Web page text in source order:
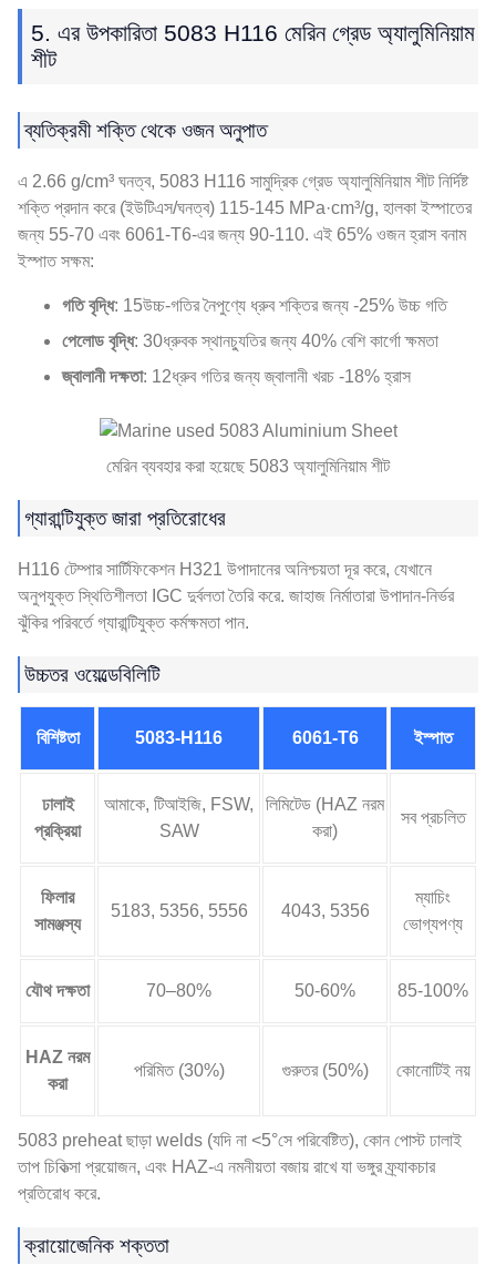
5. এর উপকারিতা 5083 H116 মেরিন গ্রেড অ্যালুমিনিয়াম
শীট
ব্যতিক্রমী শক্তি থেকে ওজন অনুপাত
এ 2.66 g/cm³ ঘনত্ব, 5083 H116 সামুদ্রিক গ্রেড অ্যালুমিনিয়াম শীট নির্দিষ্ট
শক্তি প্রদান করে (ইউটিএস/ঘনত্ব) 115-145 MPa·cm³/g, হালকা ইস্পাতের
জন্য 55-70 এবং 6061-T6-এর জন্য 90-110. এই 65% ওজন হ্রাস বনাম
ইস্পাত সক্ষম:
গতি বৃদ্ধি: 15উচ্চ-গতির নৈপুণ্যে ধ্রুব শক্তির জন্য -25% উচ্চ গতি
পেলোড বৃদ্ধি: 30ধ্রুবক স্থানচ্যুতির জন্য 40% বেশি কার্গো ক্ষমতা
জ্বালানী দক্ষতা: 12ধ্রুব গতির জন্য জ্বালানী খরচ -18% হ্রাস
মেরিন ব্যবহার করা হয়েছে 5083 অ্যালুমিনিয়াম শীট
গ্যারান্টিযুক্ত জারা প্রতিরোধের
H116 টেম্পার সার্টিফিকেশন H321 উপাদানের অনিশ্চয়তা দূর করে, যেখানে
অনুপযুক্ত স্থিতিশীলতা IGC দুর্বলতা তৈরি করে. জাহাজ নির্মাতারা উপাদান-নির্ভর
ঝুঁকির পরিবর্তে গ্যারান্টিযুক্ত কর্মক্ষমতা পান.
উচ্চতর ওয়েল্ডেবিলিটি
বিশিষ্টতা 5083-H116 6061-T6 ইস্পাত
ঢালাই
প্রক্রিয়া
আমাকে, টিআইজি, FSW,
SAW
লিমিটেড (HAZ নরম
করা)
সব প্রচলিত
ফিলার
সামঞ্জস্য
5183, 5356, 5556 4043, 5356
ম্যাচিং
ভোগ্যপণ্য
যৌথ দক্ষতা 70–80% 50-60% 85-100%
HAZ নরম
করা
পরিমিত (30%) গুরুতর (50%) কোনোটিই নয়
5083 preheat ছাড়া welds (যদি না <5°সে পরিবেষ্টিত), কোন পোস্ট ঢালাই
তাপ চিকিত্সা প্রয়োজন, এবং HAZ-এ নমনীয়তা বজায় রাখে যা ভঙ্গুর ফ্র্যাকচার
প্রতিরোধ করে.
ক্রায়োজেনিক শক্ততা